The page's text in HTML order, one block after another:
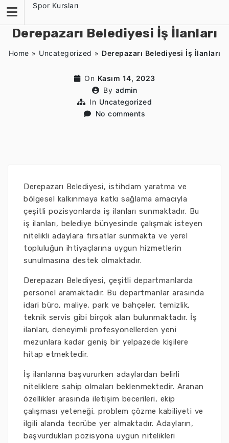
content
Spor Kursları
Derepazarı Belediyesi İş İlanları
Home » Uncategorized » Derepazarı Belediyesi İş İlanları
On Kasım 14, 2023
By admin
In Uncategorized
No comments
Derepazarı Belediyesi, istihdam yaratma ve
bölgesel kalkınmaya katkı sağlama amacıyla
çeşitli pozisyonlarda iş ilanları sunmaktadır. Bu
iş ilanları, belediye bünyesinde çalışmak isteyen
nitelikli adaylara fırsatlar sunmakta ve yerel
topluluğun ihtiyaçlarına uygun hizmetlerin
sunulmasına destek olmaktadır.
Derepazarı Belediyesi, çeşitli departmanlarda
personel aramaktadır. Bu departmanlar arasında
idari büro, maliye, park ve bahçeler, temizlik,
teknik servis gibi birçok alan bulunmaktadır. İş
ilanları, deneyimli profesyonellerden yeni
mezunlara kadar geniş bir yelpazede kişilere
hitap etmektedir.
İş ilanlarına başvururken adaylardan belirli
niteliklere sahip olmaları beklenmektedir. Aranan
özellikler arasında iletişim becerileri, ekip
çalışması yeteneği, problem çözme kabiliyeti ve
ilgili alanda tecrübe yer almaktadır. Adayların,
başvurdukları pozisyona uygun nitelikleri